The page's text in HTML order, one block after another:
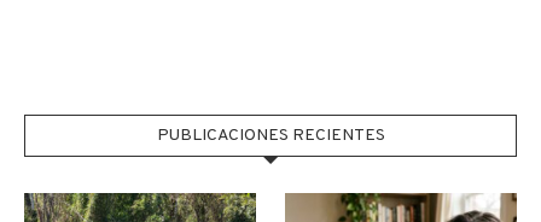
PUBLICACIONES RECIENTES